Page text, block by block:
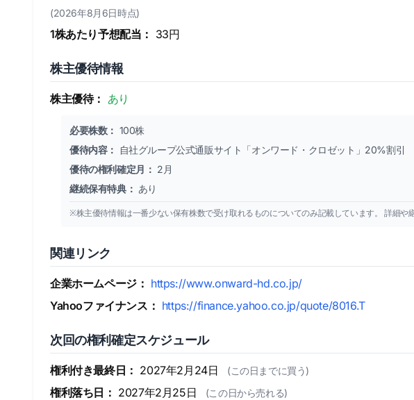
(2026年8月6日時点)
1株あたり予想配当： 33円
株主優待情報
株主優待： あり
必要株数： 100株
優待内容：
自社グループ公式通販サイト「オンワード・クロゼット」20%割引
優待の権利確定月： 2月
継続保有特典： あり
※株主優待情報は一番少ない保有株数で受け取れるものについてのみ記載しています。 詳細
関連リンク
企業ホームページ： https://www.onward-hd.co.jp/
Yahooファイナンス： https://finance.yahoo.co.jp/quote/8016.T
次回の権利確定スケジュール
権利付き最終日： 2027年2月24日 (この日までに買う)
権利落ち日： 2027年2月25日 (この日から売れる)